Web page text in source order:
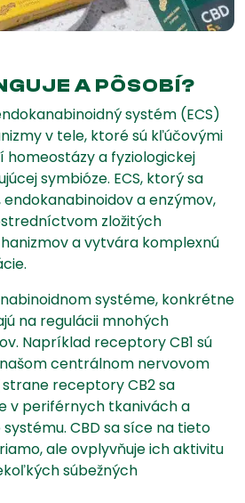
A PÔSOBÍ?
systém (ECS)
v tele, ktoré sú kľúčovými
homeostázy a fyziologickej
symbióze. ECS, ktorý sa
a enzýmov,
zložitých
a vytvára komplexnú
systéme, konkrétne
na regulácii mnohých
Napríklad receptory CB1 sú
centrálnom nervovom
receptory CB2 sa
v periférnych tkanivách a
CBD sa síce na tieto
ale ovplyvňuje ich aktivitu
súbežných